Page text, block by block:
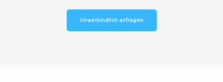
Unverbindlich anfragen